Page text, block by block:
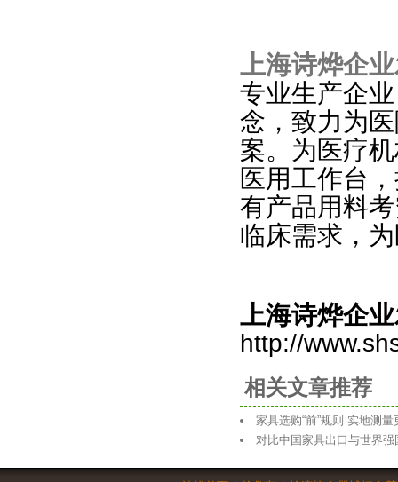
上海诗烨企
专业生产企
念，致力为
案。为医疗
医用工作台 ，
有产品用料
临床需求，
上海诗烨企
http://
相关文章推荐
家具选购“前”规则 实地测量
对比中国家具出口与世界强